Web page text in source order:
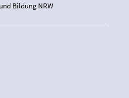
Bildung NRW